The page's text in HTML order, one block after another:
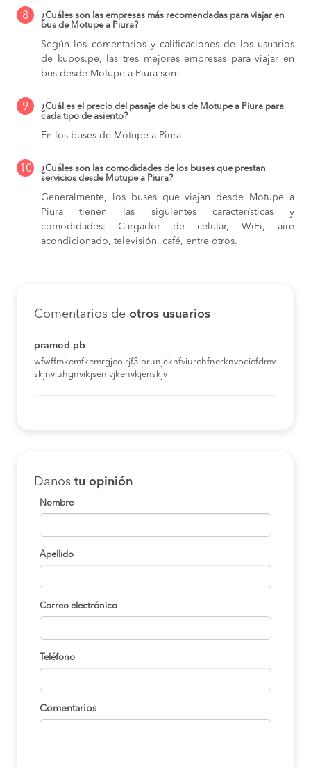
8
¿Cuáles son las empresas más recomendadas para viajar en
bus de Motupe a Piura?
Según los comentarios y calificaciones de los usuarios
de kupos.pe, las tres mejores empresas para viajar en
bus desde Motupe a Piura son:
9
¿Cuál es el precio del pasaje de bus de Motupe a Piura para
cada tipo de asiento?
En los buses de Motupe a Piura
10
¿Cuáles son las comodidades de los buses que prestan
servicios desde Motupe a Piura?
Generalmente, los buses que viajan desde Motupe a
Piura tienen las siguientes características y
comodidades: Cargador de celular, WiFi, aire
acondicionado, televisión, café, entre otros.
Comentarios de otros usuarios
pramod pb
wfwffmkemfkemrgjeoirjf3iorunjeknfviurehfnerknvociefdmv
skjnviuhgnvikjsenlvjkenvkjenskjv
Danos tu opinión
Nombre
Apellido
Correo electrónico
Teléfono
Comentarios